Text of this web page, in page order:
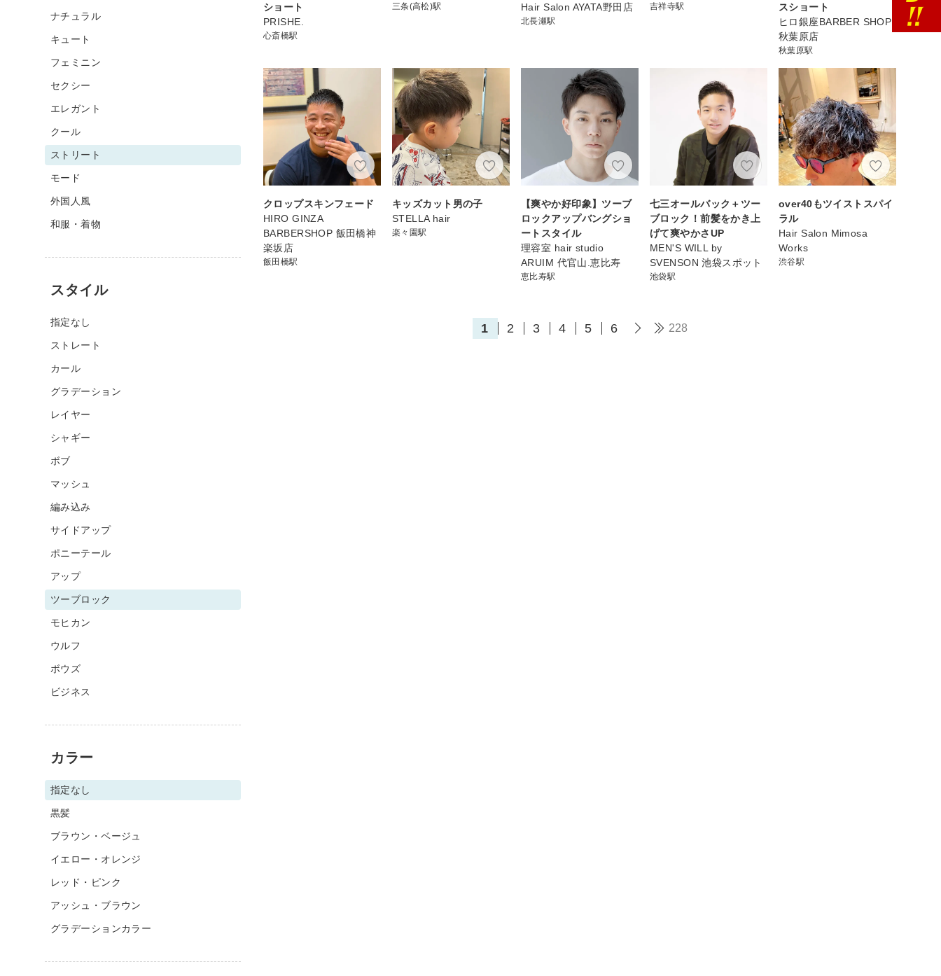
ショート
PRISHE.
心斎橋駅
三条(高松)駅
Hair Salon AYATA野田店
北長瀬駅
吉祥寺駅
スショート
ヒロ銀座BARBER SHOP
秋葉原店
秋葉原駅
クロップスキンフェード
HIRO GINZA
BARBERSHOP 飯田橋神
楽坂店
飯田橋駅
キッズカット男の子
STELLA hair
楽々園駅
【爽やか好印象】ツーブ
ロックアップバングショ
ートスタイル
理容室 hair studio
ARUIM 代官山.恵比寿
恵比寿駅
七三オールバック＋ツー
ブロック！前髪をかき上
げて爽やかさUP
MEN'S WILL by
SVENSON 池袋スポット
池袋駅
over40もツイストスパイ
ラル
Hair Salon Mimosa
Works
渋谷駅
1 2 3 4 5 6 228
ナチュラル
キュート
フェミニン
セクシー
エレガント
クール
ストリート
モード
外国人風
和服・着物
スタイル
指定なし
ストレート
カール
グラデーション
レイヤー
シャギー
ボブ
マッシュ
編み込み
サイドアップ
ポニーテール
アップ
ツーブロック
モヒカン
ウルフ
ボウズ
ビジネス
カラー
指定なし
黒髪
ブラウン・ベージュ
イエロー・オレンジ
レッド・ピンク
アッシュ・ブラウン
グラデーションカラー